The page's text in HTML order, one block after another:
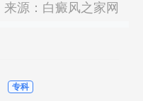
来源： 白癜风之家网
专科